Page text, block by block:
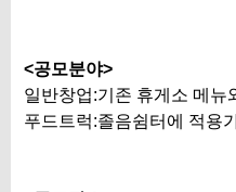
<공모분야>
일반창업:기존 휴게소 메뉴
푸드트럭:졸음쉼터에 적용